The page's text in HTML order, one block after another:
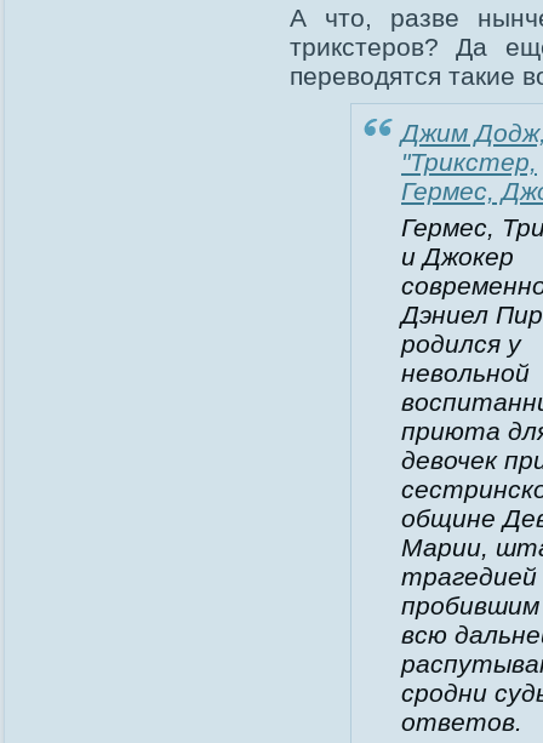
А что, разве
трикстеров? Да
переводятся такие
Джим
"Трикстер,
Гермес,
Гермес,
и Джокер
Дэниел
родился у
невольной
приюта
девочек
общине
Марии,
трагедией
пробившим
всю
сродни
ответов.